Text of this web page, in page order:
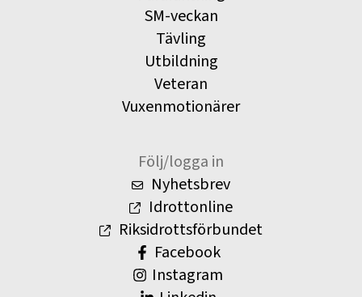
SM-veckan
Tävling
Utbildning
Veteran
Vuxenmotionärer
Följ/logga in
Nyhetsbrev
Idrottonline
Riksidrottsförbundet
Facebook
Instagram